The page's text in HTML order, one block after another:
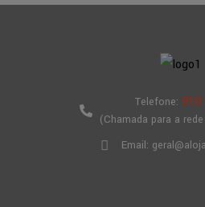
Telefone: 910
(Chamada para a
Email: